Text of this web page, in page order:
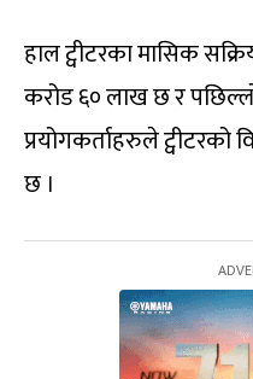
हाल ट्वीटरका मासिक
करोड ६० लाख छ र
प्रयोगकर्ताहरुले ट्वीटरको
छ ।